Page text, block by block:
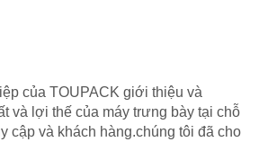
của TOUPACK giới thiệu và
và lợi thế của máy trưng bày tại chỗ
cập và khách hàng.chúng tôi đã cho